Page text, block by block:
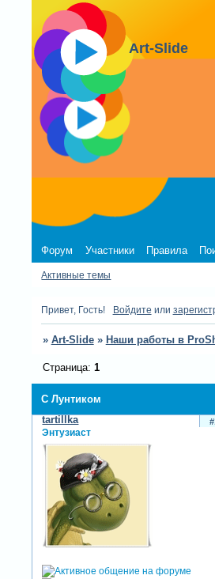
Art-Slide
Форум Участники Правила
Активные темы
Привет, Гость! Войдите или
» Art-Slide » Наши работы в
С Лунтиком
Страница: 1
tartillka
Энтузиаст